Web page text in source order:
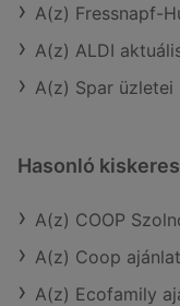
A(z) Fressnapf-
A(z) ALDI
A(z) Spar
Hasonló
A(z) COOP
A(z) Coop
A(z) Ecofamily